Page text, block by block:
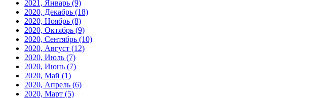
2021, Январь (9)
2020, Декабрь (18)
2020, Ноябрь (8)
2020, Октябрь (9)
2020, Сентябрь (10)
2020, Август (12)
2020, Июль (7)
2020, Июнь (7)
2020, Май (1)
2020, Апрель (6)
2020, Март (5)